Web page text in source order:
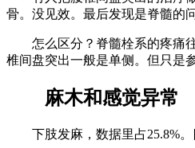
骨。没见效。最后发现是脊髓的问
怎么区分？脊髓栓系的疼痛往
椎间盘突出一般是单侧。但只是
麻木和感觉异常
下肢发麻，数据里占25.8%。